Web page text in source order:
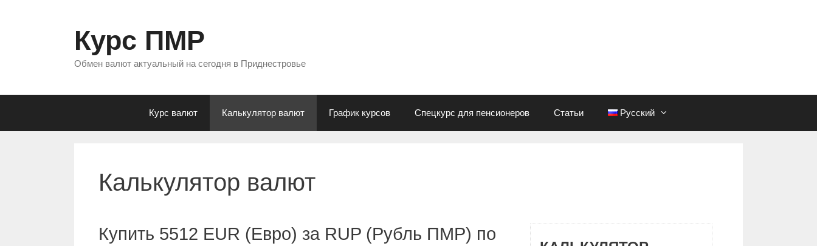
Курс ПМР
Обмен валют актуальный на сегодня в Приднестровье
Курс валют Калькулятор валют График курсов Спецкурс для пенсионеров Статьи Русский
Калькулятор валют
Купить 5512 EUR (Евро) за RUP (Рубль ПМР) по